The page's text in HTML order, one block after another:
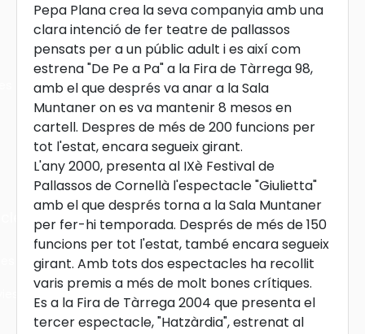
Pepa Plana crea la seva companyia amb una
clara intenció de fer teatre de pallassos
pensats per a un públic adult i es així com
estrena "De Pe a Pa" a la Fira de Tàrrega 98,
amb el que després va anar a la Sala
Muntaner on es va mantenir 8 mesos en
cartell. Despres de més de 200 funcions per
tot l'estat, encara segueix girant.
L'any 2000, presenta al IXè Festival de
Pallassos de Cornellà l'espectacle "Giulietta"
amb el que després torna a la Sala Muntaner
per fer-hi temporada. Després de més de 150
funcions per tot l'estat, també encara segueix
girant. Amb tots dos espectacles ha recollit
varis premis a més de molt bones crítiques.
Es a la Fira de Tàrrega 2004 que presenta el
tercer espectacle, "Hatzàrdia", estrenat al